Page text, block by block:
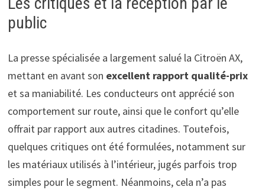
public
La presse spécialisée a largement salué la Citroën AX,
mettant en avant son excellent rapport qualité-prix
et sa maniabilité. Les conducteurs ont apprécié son
comportement sur route, ainsi que le confort qu’elle
offrait par rapport aux autres citadines. Toutefois,
quelques critiques ont été formulées, notamment sur
les matériaux utilisés à l’intérieur, jugés parfois trop
simples pour le segment. Néanmoins, cela n’a pas